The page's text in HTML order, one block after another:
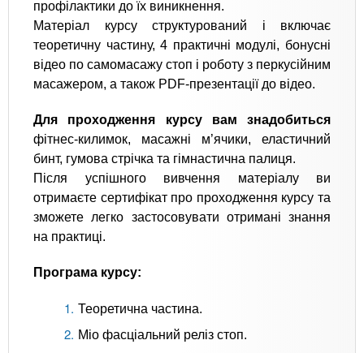
профілактики до їх виникнення.
Матеріал курсу структурований і включає
теоретичну частину, 4 практичні модулі, бонусні
відео по самомасажу стоп і роботу з перкусійним
масажером, а також PDF-презентації до відео.
Для проходження курсу вам знадобиться
фітнес-килимок, масажні м’ячики, еластичний
бинт, гумова стрічка та гімнастична палиця.
Після успішного вивчення матеріалу ви
отримаєте сертифікат про проходження курсу та
зможете легко застосовувати отримані знання
на практиці.
Програма курсу:
Теоретична частина.
Міо фасціальний реліз стоп.